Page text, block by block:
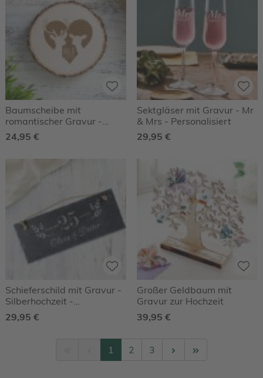
Baumscheibe mit
romantischer Gravur -
Hirsch und Reh
24,95 €
Sektgläser mit Gravur - Mr
& Mrs - Personalisiert
29,95 €
Schieferschild mit Gravur -
Silberhochzeit -
Personalisiert
29,95 €
Großer Geldbaum mit
Gravur zur Hochzeit
39,95 €
1 2 3